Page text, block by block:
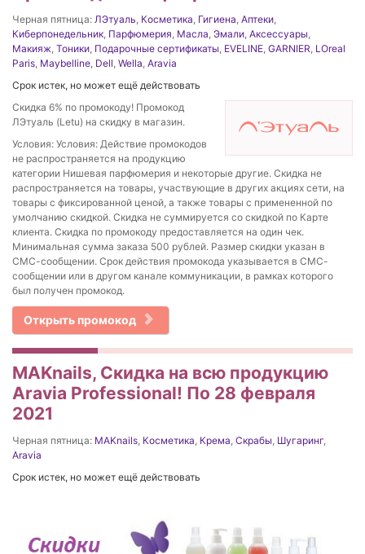
Черная пятница: ЛЭтуаль Косметика Гигиена Аптеки
Киберпонедельник Парфюмерия Масла Эмали Аксессуары
Макияж Тоники Подарочные сертификаты EVELINE GARNIER LOreal
Paris Maybelline Dell Wella Aravia
Срок истек, но может ещё действовать
Скидка 6% по промокоду! Промокод
ЛЭтуаль (Letu) на скидку в магазин.
Условия: Условия: Действие промокодов
не распространяется на продукцию
категории Нишевая парфюмерия и некоторые другие. Скидка не
распространяется на товары, участвующие в других акциях сети, на
товары с фиксированной ценой, а также товары с примененной по
умолчанию скидкой. Скидка не суммируется со скидкой по Карте
клиента. Скидка по промокоду предоставляется на один чек.
Минимальная сумма заказа 500 рублей. Размер скидки указан в
СМС-сообщении. Срок действия промокода указывается в СМС-
сообщении или в другом канале коммуникации, в рамках которого
был получен промокод.
Открыть промокод
MAKnails, Скидка на всю продукцию
Aravia Professional! По 28 февраля
2021
Черная пятница: MAKnails Косметика Крема Скрабы Шугаринг
Aravia
Срок истек, но может ещё действовать